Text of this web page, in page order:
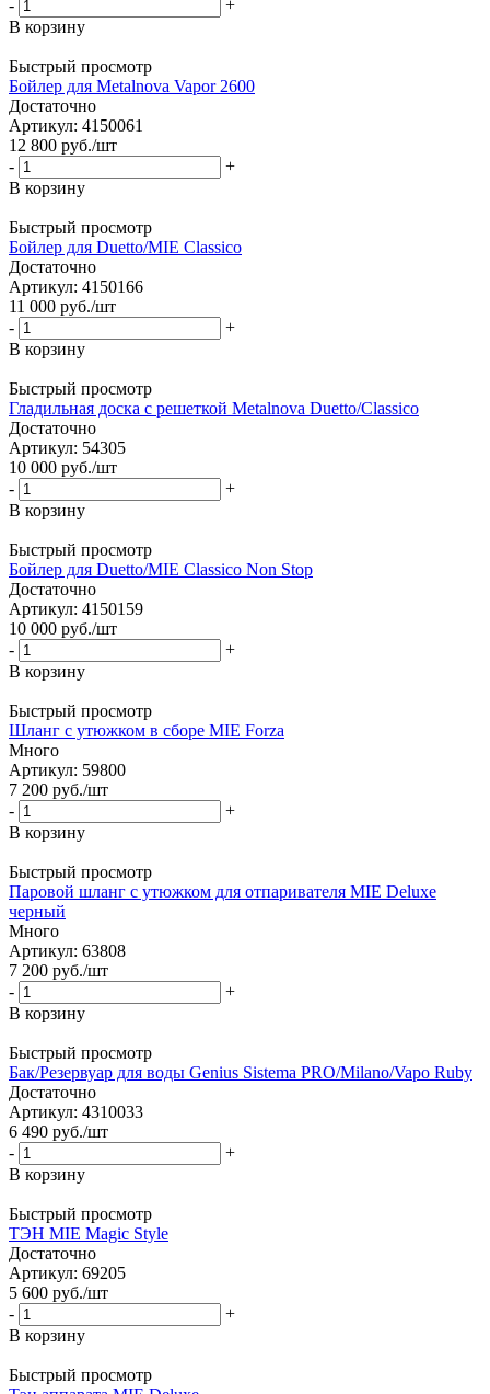
-
+
В корзину
Быстрый просмотр
Бойлер для Metalnova Vapor 2600
Достаточно
Артикул: 4150061
12 800 руб./шт
-
+
В корзину
Быстрый просмотр
Бойлер для Duetto/MIE Classico
Достаточно
Артикул: 4150166
11 000 руб./шт
-
+
В корзину
Быстрый просмотр
Гладильная доска с решеткой Metalnova Duetto/Classico
Достаточно
Артикул: 54305
10 000 руб./шт
-
+
В корзину
Быстрый просмотр
Бойлер для Duetto/MIE Classico Non Stop
Достаточно
Артикул: 4150159
10 000 руб./шт
-
+
В корзину
Быстрый просмотр
Шланг с утюжком в сборе MIE Forza
Много
Артикул: 59800
7 200 руб./шт
-
+
В корзину
Быстрый просмотр
Паровой шланг с утюжком для отпаривателя MIE Deluxe
черный
Много
Артикул: 63808
7 200 руб./шт
-
+
В корзину
Быстрый просмотр
Бак/Резервуар для воды Genius Sistema PRO/Milano/Vapo Ruby
Достаточно
Артикул: 4310033
6 490 руб./шт
-
+
В корзину
Быстрый просмотр
ТЭН MIE Magic Style
Достаточно
Артикул: 69205
5 600 руб./шт
-
+
В корзину
Быстрый просмотр